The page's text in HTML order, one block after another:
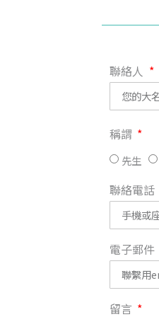
聯絡人
稱謂
先生
聯絡電話
電子郵件
留言